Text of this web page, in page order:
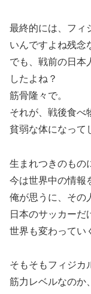
最終的には、フィ
いんですよね残念
でも、戦前の日本
したよね？
筋骨隆々で。
それが、戦後食べ
貧弱な体になって
生まれつきのもの
今は世界中の情報
俺が思うに、その
日本のサッカーだ
世界も変わってい
そもそもフィジカ
筋力レベルなのか